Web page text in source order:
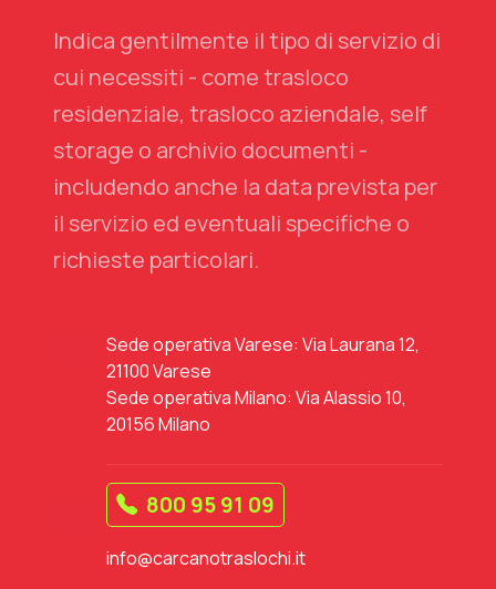
Indica gentilmente il tipo di servizio di
cui necessiti - come trasloco
residenziale, trasloco aziendale, self
storage o archivio documenti -
includendo anche la data prevista per
il servizio ed eventuali specifiche o
richieste particolari.
Sede operativa Varese: Via Laurana 12,
21100 Varese
Sede operativa Milano: Via Alassio 10,
20156 Milano
800 95 91 09
info@carcanotraslochi.it